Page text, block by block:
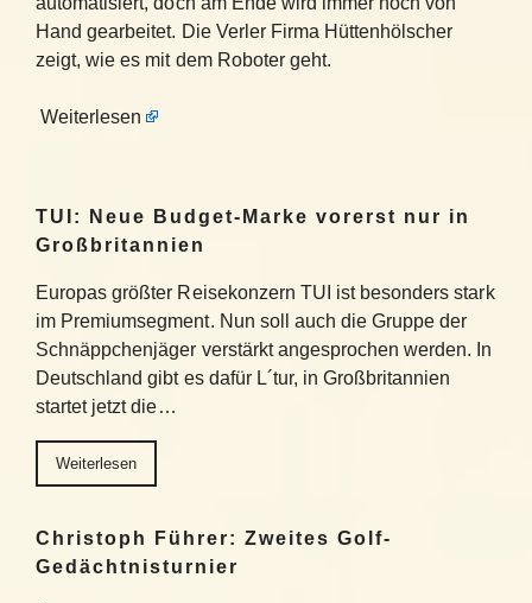
Hand gearbeitet. Die Verler Firma Hüttenhölscher
zeigt, wie es mit dem Roboter geht.
Weiterlesen
TUI: Neue Budget-Marke vorerst nur in
Großbritannien
Europas größter Reisekonzern TUI ist besonders stark
im Premiumsegment. Nun soll auch die Gruppe der
Schnäppchenjäger verstärkt angesprochen werden. In
Deutschland gibt es dafür L´tur, in Großbritannien
startet jetzt die…
Weiterlesen
Christoph Führer: Zweites Golf-
Gedächtnisturnier